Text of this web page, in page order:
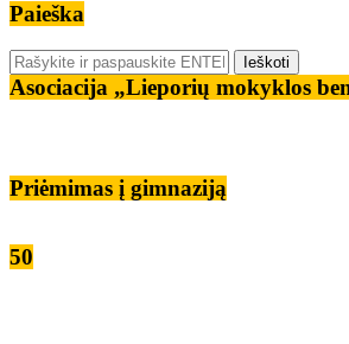
Paieška
Asociacija „Lieporių mokyklos
Priėmimas į gimnaziją
50